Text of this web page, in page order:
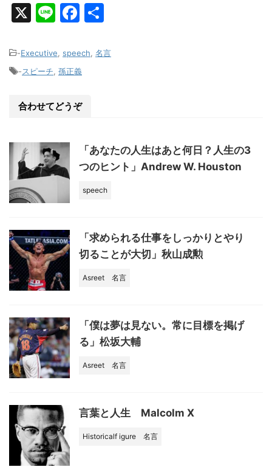
X
Li
e
F
c
e
o
k
-Executive, speech, 名言
-スピーチ, 孫正義
合わせてどうぞ
「あなたの人生はあと何日？人生の3
つのヒント」Andrew W. Houston
speech
「求められる仕事をしっかりとやり
切ることが大切」秋山成勲
Asreet 名言
「僕は夢は見ない。常に目標を掲げ
る」松坂大輔
Asreet 名言
言葉と人生 Malcolm X
Historicalf igure 名言